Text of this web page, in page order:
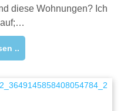
diese Wohnungen? Ich
auf;…
..